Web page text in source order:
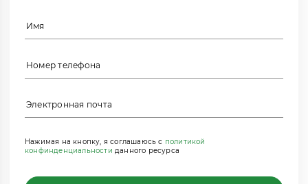
Нажимая на кнопку, я соглашаюсь с политикой
конфинденциальности данного ресурса